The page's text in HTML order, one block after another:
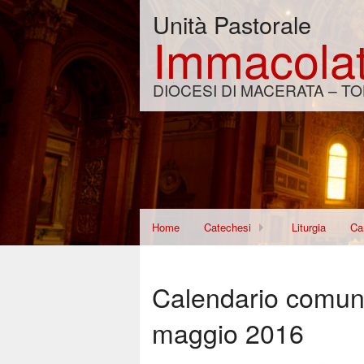
Unità Pastorale
DIOCESI DI MACERATA –
Home Catechesi Liturgia
Calendario
maggio 2016